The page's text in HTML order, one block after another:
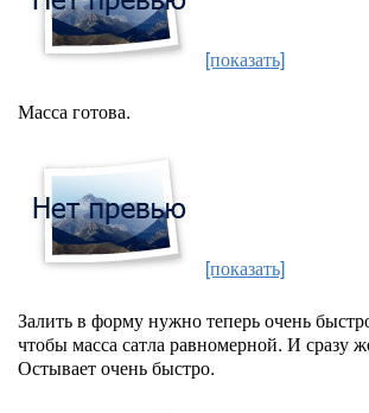
[показать]
Масса готова.
[показать]
Залить в форму нужно теперь очень
чтобы масса сатла равномерной. И сразу
Остывает очень быстро.